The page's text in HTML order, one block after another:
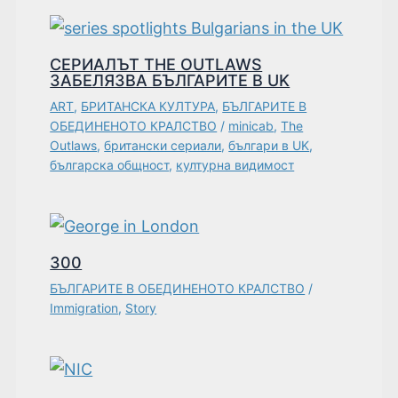
СЕРИАЛЪТ THE OUTLAWS
ЗАБЕЛЯЗВА БЪЛГАРИТЕ В UK
ART, БРИТАНСКА КУЛТУРА, БЪЛГАРИТЕ В
ОБЕДИНЕНОТО КРАЛСТВО / minicab,The
Outlaws,британски сериали,българи в UK,
българска общност, културна видимост
300
БЪЛГАРИТЕ В ОБЕДИНЕНОТО КРАЛСТВО /
Immigration, Story